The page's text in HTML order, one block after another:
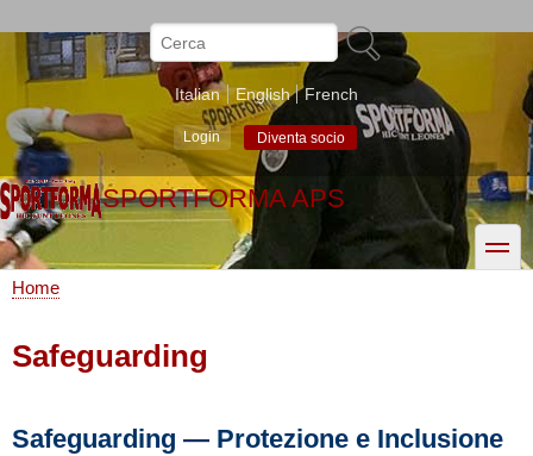
al
contenuto
principale
Cerca
Italian English French
Login Diventa socio
SPORTFORMA APS
toggle
di
Home
Safeguarding
Safeguarding — Protezione e Inclusione